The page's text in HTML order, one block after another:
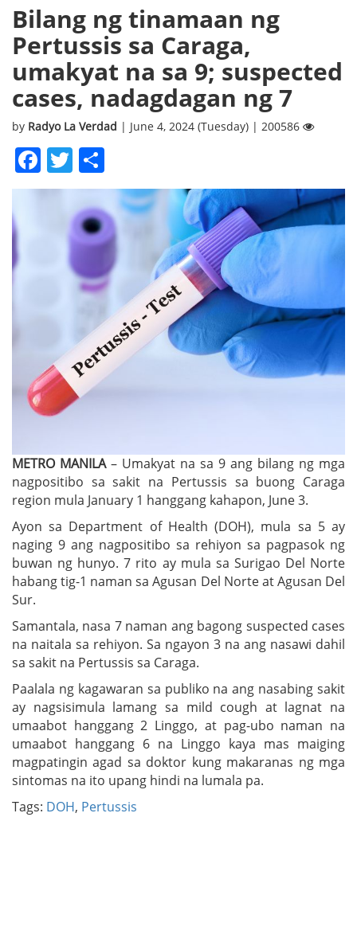
Bilang ng tinamaan ng
Pertussis sa Caraga,
umakyat na sa 9; suspected
cases, nadagdagan ng 7
by Radyo La Verdad | June 4, 2024 (Tuesday) | 200586
Facebook
Twitter
METRO MANILA– Umakyat na sa 9 ang bilang ng mga
nagpositibo sa sakit na Pertussis sa buong Caraga
region mula January 1 hanggang kahapon, June 3.
Ayon sa Department of Health (DOH), mula sa 5 ay
naging 9 ang nagpositibo sa rehiyon sa pagpasok ng
buwan ng hunyo. 7 rito ay mula sa Surigao Del Norte
habang tig-1 naman sa Agusan Del Norte at Agusan Del
Sur.
Samantala, nasa 7 naman ang bagong suspected cases
na naitala sa rehiyon. Sa ngayon 3 na ang nasawi dahil
sa sakit na Pertussis sa Caraga.
Paalala ng kagawaran sa publiko na ang nasabing sakit
ay nagsisimula lamang sa mild cough at lagnat na
umaabot hanggang 2 Linggo, at pag-ubo naman na
umaabot hanggang 6 na Linggo kaya mas maiging
magpatingin agad sa doktor kung makaranas ng mga
sintomas na ito upang hindi na lumala pa.
Tags: DOH, Pertussis